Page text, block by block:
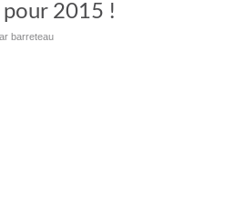
2015 !
barreteau